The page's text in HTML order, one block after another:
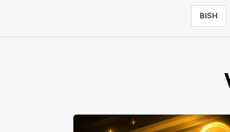
BISH